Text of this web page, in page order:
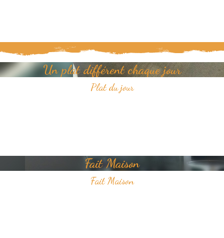
Un plat différent chaque jour
Plat du jour
Fait Maison
Fait Maison